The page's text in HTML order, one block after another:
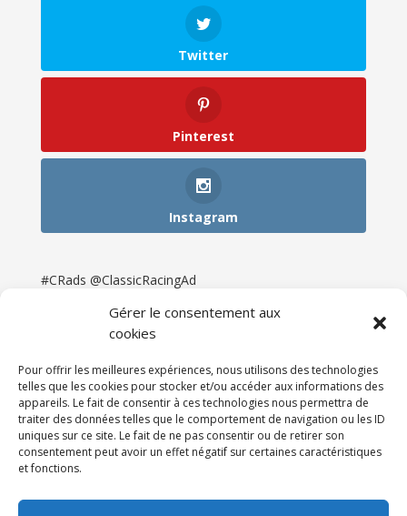
Gérer le consentement aux
cookies
Pour offrir les meilleures expériences, nous utilisons des technologies
telles que les cookies pour stocker et/ou accéder aux informations des
appareils. Le fait de consentir à ces technologies nous permettra de
traiter des données telles que le comportement de navigation ou les ID
uniques sur ce site. Le fait de ne pas consentir ou de retirer son
consentement peut avoir un effet négatif sur certaines caractéristiques
et fonctions.
Twitter
Pinterest
Instagram
#CRads @ClassicRacingAd
Newsletter & Presse
Partenaires Tarifs